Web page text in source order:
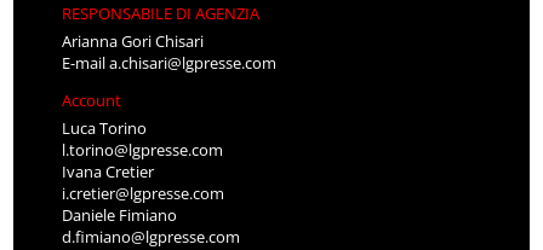
RESPONSABILE DI AGENZIA
Arianna Gori Chisari
E-maila.chisari@lgpresse.com
Account
Luca Torino
l.torino@lgpresse.com
Ivana Cretier
i.cretier@lgpresse.com
Daniele Fimiano
d.fimiano@lgpresse.com